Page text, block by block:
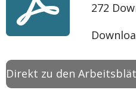
272
Direkt zu den